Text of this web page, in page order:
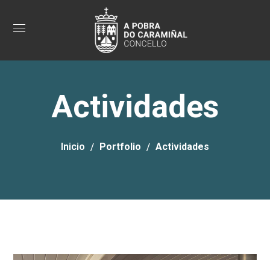
Actividades
Inicio Portfolio Actividades